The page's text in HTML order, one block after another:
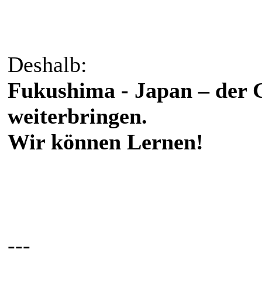
Deshalb:
Fukushima - Japan –
weiterbringen.
Wir können Lernen!
---